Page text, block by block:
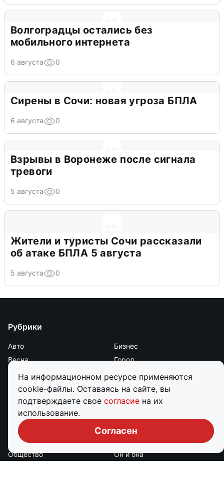
На информационном ресурсе применяются
cookie-файлы. Оставаясь на сайте, вы
подтверждаете свое согласие на их
использование.
Согласен
Волгоградцы остались без
мобильного интернета
6 августа 0
Сирены в Сочи: новая угроза БПЛА
6 августа 0
Взрывы в Воронеже после сигнала
тревоги
5 августа 0
Жители и туристы Сочи рассказали
об атаке БПЛА 5 августа
5 августа 0
Рубрики
Авто
Бизнес
Весна
Город
Дороги и транспорт
Животные
Здоровье
Зима
Криминал
Культура
Мой дом
Наука
Недвижимость
Общество
Он и она